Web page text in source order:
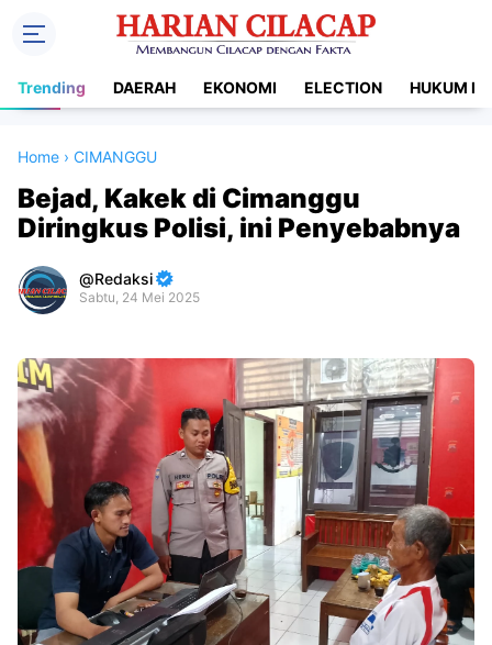
Trending DAERAH EKONOMI ELECTION HUKUM
Home › CIMANGGU
Bejad, Kakek di Cimanggu
Diringkus Polisi, ini Penyebabnya
Redaksi
Sabtu, 24 Mei 2025
By
Raushan
Design
With
Shroff
Templates